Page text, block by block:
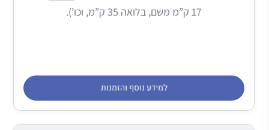
17 ק”מ משם, בלואה 35 ק”מ, וכו’).
למידע נוסף והזמנות